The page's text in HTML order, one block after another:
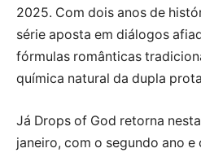
2025. Com dois anos de
série aposta em diálogos
fórmulas românticas
química natural da dupla
Já Drops of God retorna
janeiro, com o segundo ano e